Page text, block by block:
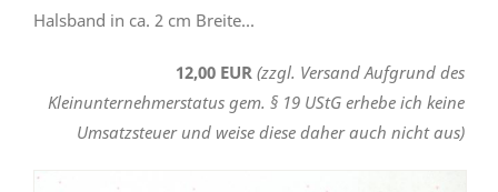
Halsband in ca. 2 cm Breite...
12,00 EUR (zzgl. Versand Aufgrund des
Kleinunternehmerstatus gem. § 19 UStG erhebe ich keine
Umsatzsteuer und weise diese daher auch nicht aus)